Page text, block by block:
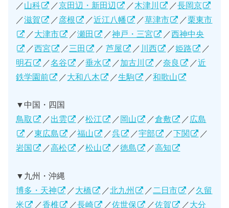
／山科 ／京田辺・新田辺 ／木津川 ／長岡京
／滋賀 ／ 彦根 ／近江八幡 ／草津市 ／栗東市
／大津市 ／瀬田 ／神戸・三宮 ／西神中央
／西宮 ／三田 ／芦屋 ／ 川西 ／姫路
／
明石
／名谷 ／垂水 ／加古川 ／奈良 ／近
鉄学園前
／大和八木 ／生駒 ／和歌山
▼中国・四国
鳥取
／出雲 ／松江 ／ 岡山 ／倉敷 ／ 広島
／東広島 ／福山 ／呉 ／宇部 ／下関
／
岩国
／高松 ／松山 ／徳島 ／高知
▼九州・沖縄
博多・天神
／大橋 ／北九州 ／ 二日市 ／久留
米
／香椎 ／長崎 ／佐世保 ／佐賀 ／大分